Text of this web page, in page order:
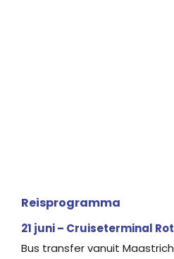
Reisprogramma
21 juni – Cruiseterminal
Bus transfer vanuit